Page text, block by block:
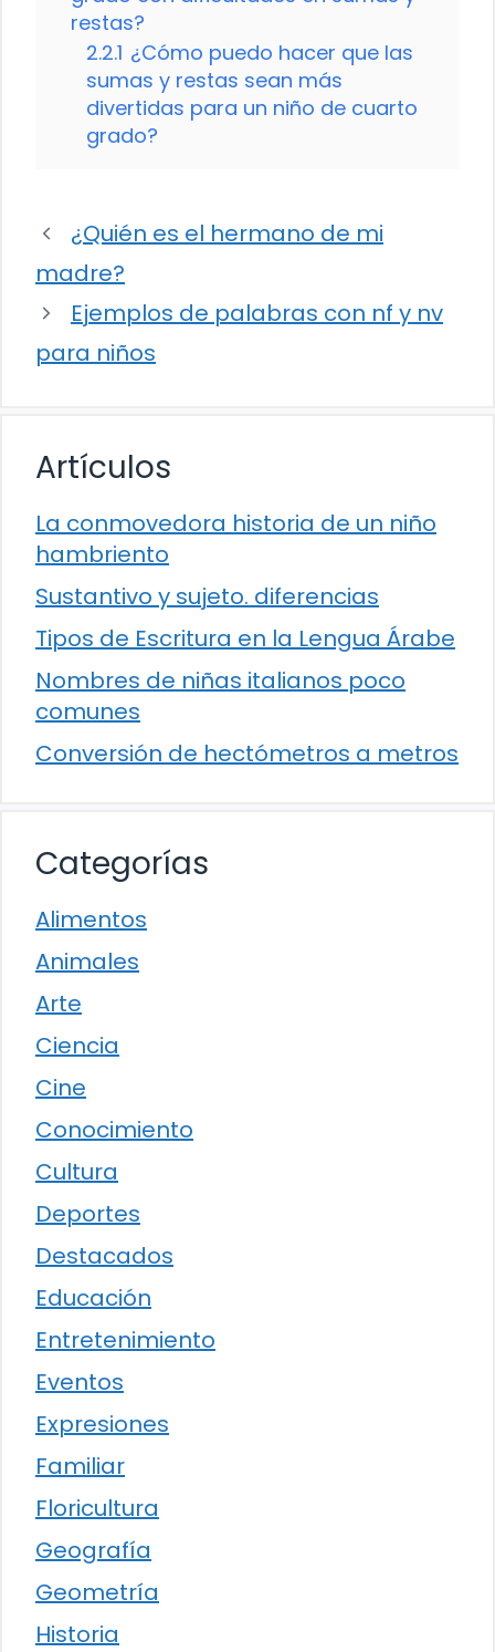
restas?
2.2.1 ¿Cómo puedo hacer que las
sumas y restas sean más
divertidas para un niño de cuarto
grado?
¿Quién es el hermano de mi
madre?
Ejemplos de palabras con nf y nv
para niños
Artículos
La conmovedora historia de un niño
hambriento
Sustantivo y sujeto. diferencias
Tipos de Escritura en la Lengua Árabe
Nombres de niñas italianos poco
comunes
Conversión de hectómetros a metros
Categorías
Alimentos
Animales
Arte
Ciencia
Cine
Conocimiento
Cultura
Deportes
Destacados
Educación
Entretenimiento
Eventos
Expresiones
Familiar
Floricultura
Geografía
Geometría
Historia